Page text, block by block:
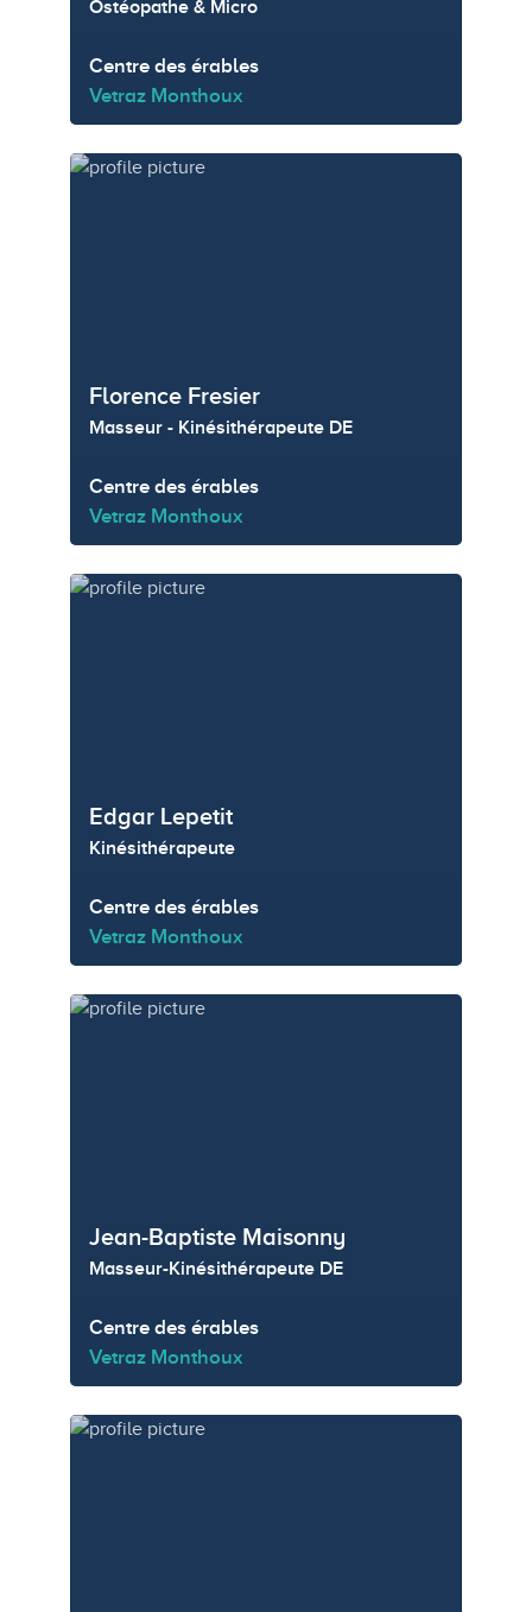
Ostéopathe & Micro
Centre des érables
Vetraz Monthoux
Florence Fresier
Masseur - Kinésithérapeute DE
Centre des érables
Vetraz Monthoux
Edgar Lepetit
Kinésithérapeute
Centre des érables
Vetraz Monthoux
Jean-Baptiste Maisonny
Masseur-Kinésithérapeute DE
Centre des érables
Vetraz Monthoux